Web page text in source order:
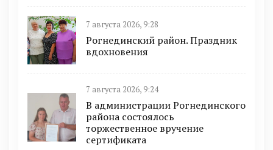
7 августа 2026, 9:28
Рогнединский район. Праздник
вдохновения
7 августа 2026, 9:24
В администрации Рогнединского
района состоялось
торжественное вручение
сертификата